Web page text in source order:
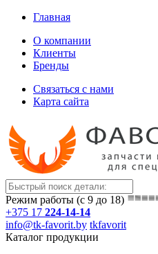
Главная
О компании
Клиенты
Бренды
Связаться с нами
Карта сайта
Режим работы (с 9 до 18)
+375 17 224-14-14
info@tk-favorit.by tkfavorit
Каталог продукции